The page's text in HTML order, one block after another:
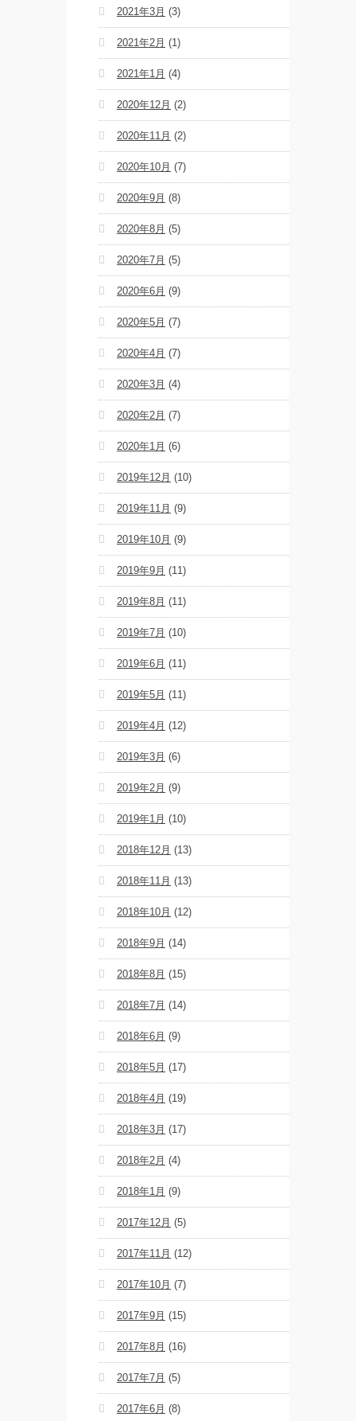
2021年3月 (3)
2021年2月 (1)
2021年1月 (4)
2020年12月 (2)
2020年11月 (2)
2020年10月 (7)
2020年9月 (8)
2020年8月 (5)
2020年7月 (5)
2020年6月 (9)
2020年5月 (7)
2020年4月 (7)
2020年3月 (4)
2020年2月 (7)
2020年1月 (6)
2019年12月 (10)
2019年11月 (9)
2019年10月 (9)
2019年9月 (11)
2019年8月 (11)
2019年7月 (10)
2019年6月 (11)
2019年5月 (11)
2019年4月 (12)
2019年3月 (6)
2019年2月 (9)
2019年1月 (10)
2018年12月 (13)
2018年11月 (13)
2018年10月 (12)
2018年9月 (14)
2018年8月 (15)
2018年7月 (14)
2018年6月 (9)
2018年5月 (17)
2018年4月 (19)
2018年3月 (17)
2018年2月 (4)
2018年1月 (9)
2017年12月 (5)
2017年11月 (12)
2017年10月 (7)
2017年9月 (15)
2017年8月 (16)
2017年7月 (5)
2017年6月 (8)